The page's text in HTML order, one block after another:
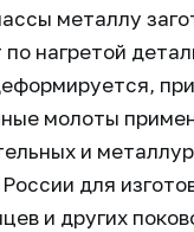
металлу
нагретой
молоты
и
для
и других